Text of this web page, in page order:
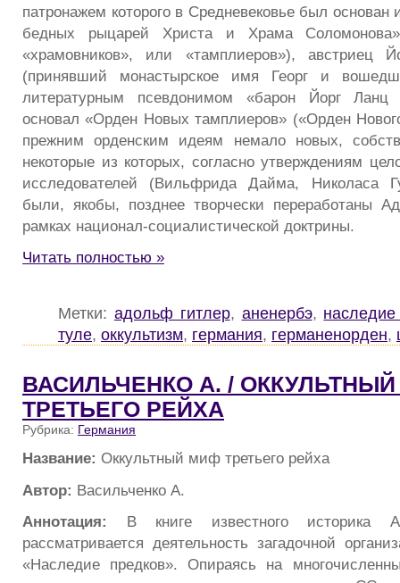
патронажем которого в Средневековье был основан
бедных рыцарей Христа и Храма
«храмовников», или «тамплиеров»), австриец
(принявший монастырское имя Георг и
литературным псевдонимом «барон Йорг
основал «Орден Новых тамплиеров» («Орден
прежним орденским идеям немало новых,
некоторые из которых, согласно утверждениям
исследователей (Вильфрида Дайма, Николаса
были, якобы, позднее творчески переработаны
рамках национал-социалистической доктрины.
Читать полностью »
Метки: адольф гитлер, аненербэ,
туле, оккультизм, германия, германенорден,
ВАСИЛЬЧЕНКО А. /
ТРЕТЬЕГО РЕЙХА
Рубрика: Германия
Название: Оккультный миф третьего рейха
Автор: Васильченко А.
Аннотация: В книге известного историка
рассматривается деятельность загадочной
«Наследие предков». Опираясь на